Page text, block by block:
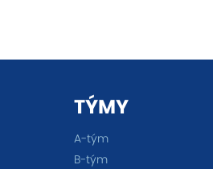
TÝMY
A-tým
B-tým